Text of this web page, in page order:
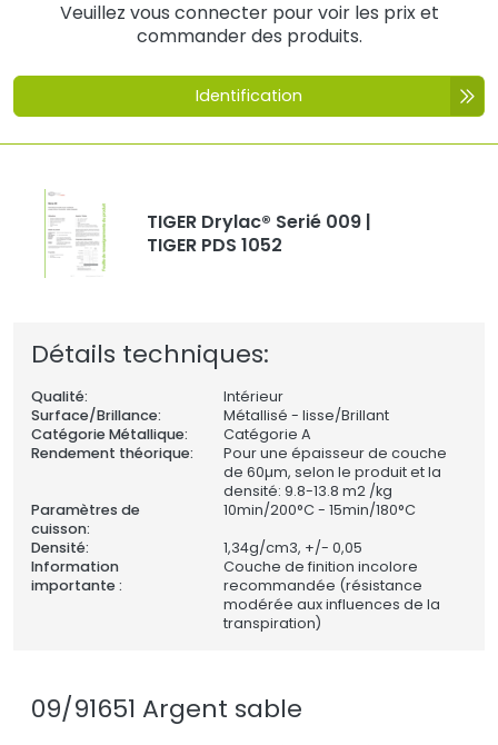
Veuillez vous connecter pour voir les prix et
commander des produits.
Identification
TIGER Drylac® Serié 009 |
TIGER PDS 1052
Détails techniques:
Qualité:
Intérieur
Surface/Brillance:
Métallisé - lisse/Brillant
Catégorie Métallique:
Catégorie A
Rendement théorique:
Pour une épaisseur de couche
de 60µm, selon le produit et la
densité: 9.8-13.8 m2 /kg
Paramètres de
cuisson:
10min/200°C - 15min/180°C
Densité:
1,34g/cm3, +/- 0,05
Information
importante :
Couche de finition incolore
recommandée (résistance
modérée aux influences de la
transpiration)
09/91651 Argent sable